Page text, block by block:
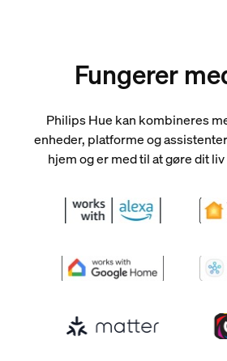
Fungerer
Philips Hue kan kombineres
enheder, platforme og
hjem og er med til at gøre dit